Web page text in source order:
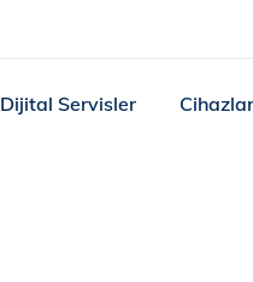
Dijital Servisler Cihazlar